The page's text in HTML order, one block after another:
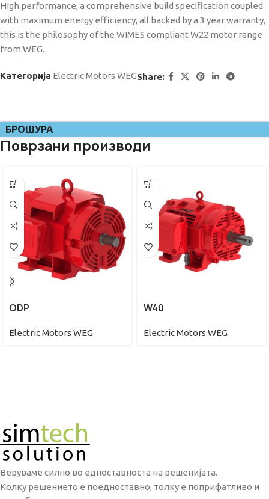
High performance, a comprehensive build specification coupled
with maximum energy efficiency, all backed by a 3 year warranty,
this is the philosophy of the WIMES compliant W22 motor range
from WEG.
Категорија Electric Motors WEGShare:
БРОШУРА
Поврзани производи
ODP
Electric Motors WEG
W40
Electric Motors WEG
Веруваме силно во едноставноста на решенијата.
Колку решението е поедноставно, толку е поприфатливо и